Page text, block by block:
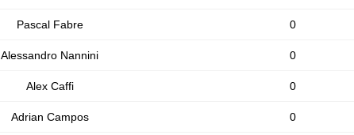
Pascal Fabre 0
Alessandro Nannini 0
Alex Caffi 0
Adrian Campos 0